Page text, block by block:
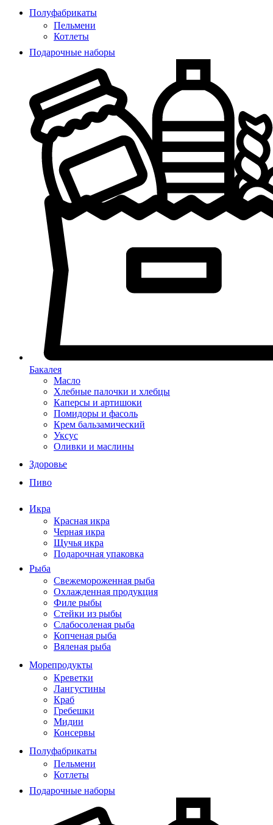
Полуфабрикаты
Пельмени
Котлеты
Подарочные наборы
Бакалея
Масло
Хлебные палочки и хлебцы
Каперсы и артишоки
Помидоры и фасоль
Крем бальзамический
Уксус
Оливки и маслины
Здоровье
Пиво
Икра
Красная икра
Черная икра
Щучья икра
Подарочная упаковка
Рыба
Свежемороженная рыба
Охлажденная продукция
Филе рыбы
Стейки из рыбы
Слабосоленая рыба
Копченая рыба
Вяленая рыба
Морепродукты
Креветки
Лангустины
Краб
Гребешки
Мидии
Консервы
Полуфабрикаты
Пельмени
Котлеты
Подарочные наборы